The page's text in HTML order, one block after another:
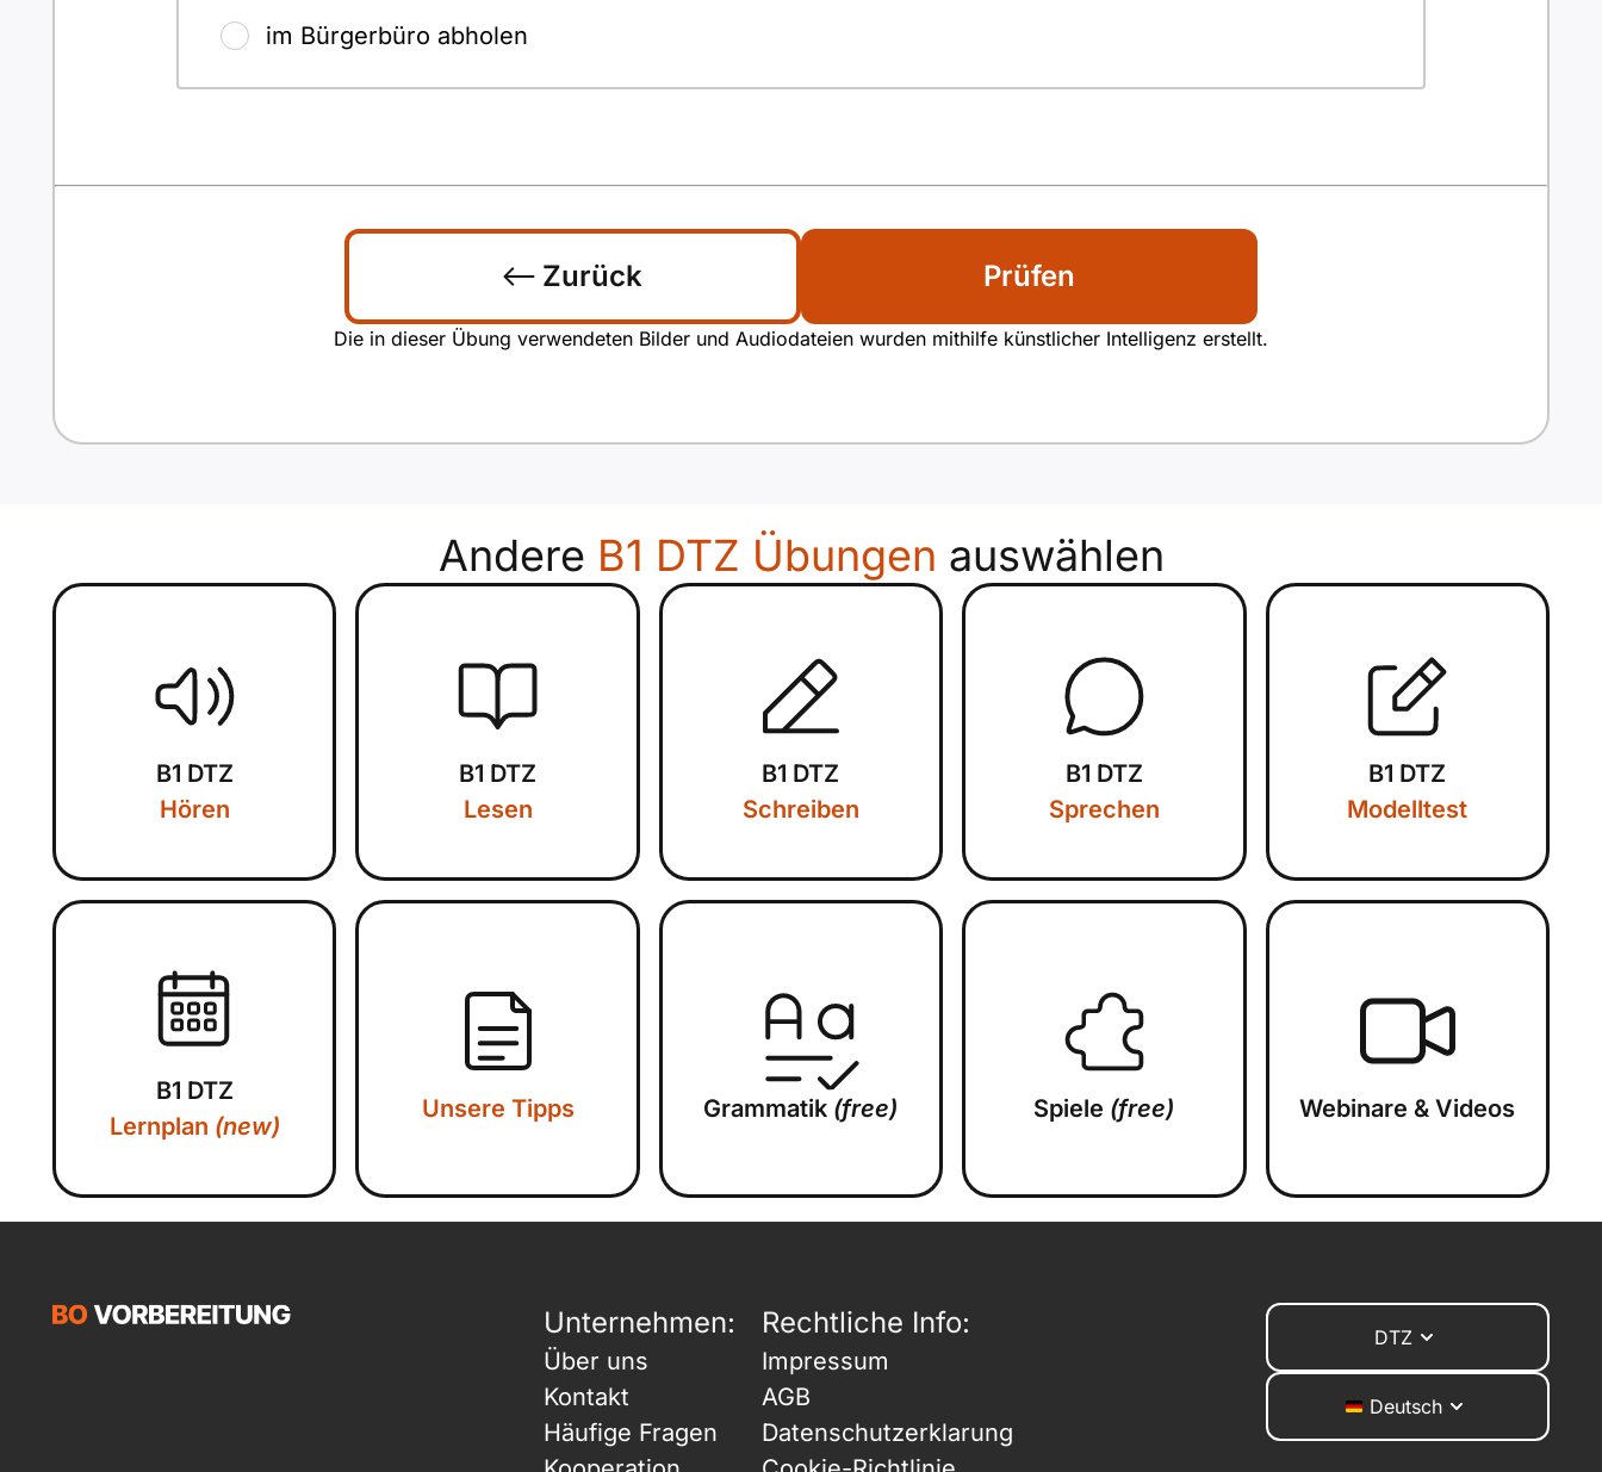
im Bürgerbüro abholen
Zurück Prüfen
Die in dieser Übung verwendeten Bilder und Audiodateien wurden mithilfe künstlicher Intelligenz erstellt.
Andere B1 DTZ Übungen auswählen
B1 DTZ
Hören
B1 DTZ
Lesen
B1 DTZ
Schreiben
B1 DTZ
Sprechen
B1 DTZ
Modelltest
B1 DTZ
Lernplan (new)
Unsere Tipps Grammatik (free) Spiele (free) Webinare & Videos
Unternehmen:
Über uns
Kontakt
Häufige Fragen
Rechtliche Info:
Impressum
AGB
Datenschutzerklarung
DTZ
Deutsch